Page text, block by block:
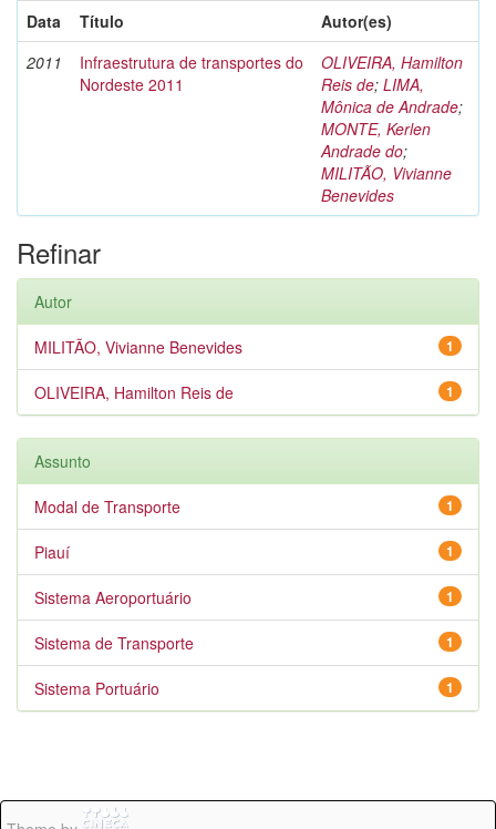
Data
Título
Autor(es)
2011
Infraestrutura de transportes do
Nordeste 2011
OLIVEIRA, Hamilton
Reis de; LIMA,
Mônica de Andrade;
MONTE, Kerlen
Andrade do;
MILITÃO, Vivianne
Benevides
Refinar
Autor
1
MILITÃO, Vivianne Benevides
1
OLIVEIRA, Hamilton Reis de
Assunto
1
Modal de Transporte
1
Piauí
1
Sistema Aeroportuário
1
Sistema de Transporte
1
Sistema Portuário